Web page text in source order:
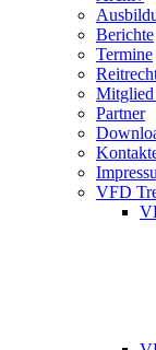
Berichte
Termine
Mitglied
Partner
VFD